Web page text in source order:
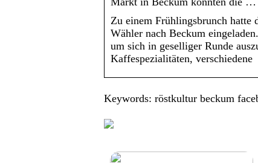
Zu einem Frühlingsbrunch hatte
Wähler nach Beckum
um sich in geselliger Runde
Kaffespezialitäten, verschiedene
Keywords: röstkultur beckum